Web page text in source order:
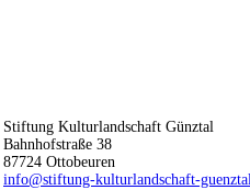
Stiftung Kulturlandschaft Günztal
Bahnhofstraße 38
87724 Ottobeuren
info@stiftung-kulturlandschaft-